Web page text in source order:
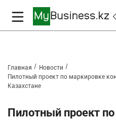
Главная
Новости
Пилотный проект по маркировке
Казахстане
Пилотный проект